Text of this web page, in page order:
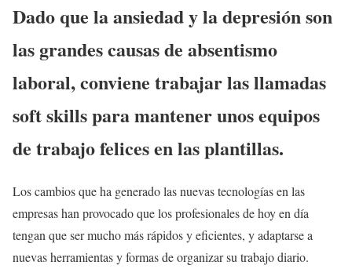
Dado que la ansiedad y la depresión son
las grandes causas de absentismo
laboral, conviene trabajar las llamadas
soft skills para mantener unos equipos
de trabajo felices en las plantillas.
Los cambios que ha generado las nuevas tecnologías en las
empresas han provocado que los profesionales de hoy en día
tengan que ser mucho más rápidos y eficientes, y adaptarse a
nuevas herramientas y formas de organizar su trabajo diario.